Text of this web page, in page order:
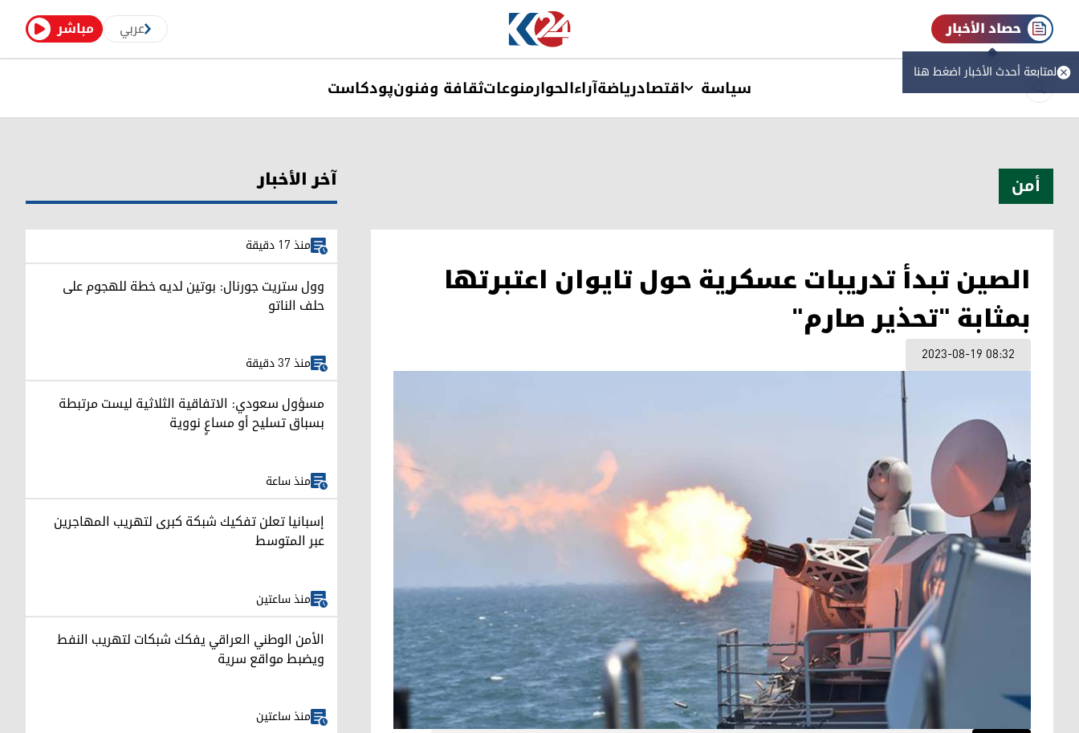
مباشر عربي حصاد الأخبار
لمتابعة أحدث الأخبار اضغط هنا
سیاسة اقتصادریاضةآراءالحوارمنوعاتثقافة وفنونپودکاست
أمن
الصين تبدأ تدريبات عسكرية حول تايوان اعتبرتها
بمثابة "تحذير صارم"
2023-08-19 08:32
آخر الأخبار
منذ 17 دقيقة
وول ستريت جورنال: بوتين لديه خطة للهجوم على
حلف الناتو
منذ 37 دقيقة
مسؤول سعودي: الاتفاقية الثلاثية ليست مرتبطة
بسباق تسليح أو مساعٍ نووية
منذ ساعة
إسبانيا تعلن تفكيك شبكة كبرى لتهريب المهاجرين
عبر المتوسط
منذ ساعتين
الأمن الوطني العراقي يفكك شبكات لتهريب النفط
ويضبط مواقع سرية
منذ ساعتين